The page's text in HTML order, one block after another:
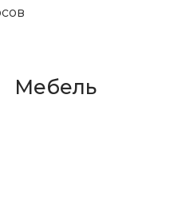
Мебель